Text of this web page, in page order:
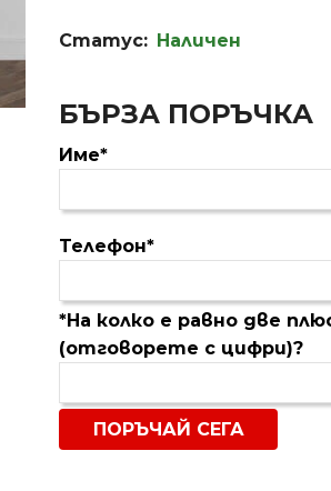
Статус: Наличен
БЪРЗА ПОРЪЧКА
Име*
Телефон*
*На колко е равно две
(отговорете с цифри)?